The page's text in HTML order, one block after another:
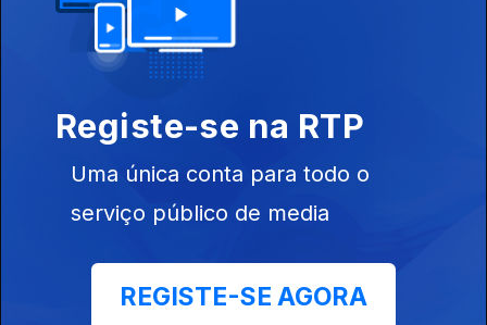
Teresa Amaro
19 jun. 2026
Na Universidade de Aveiro, diversos investigadores estão a
Verde.
Carolina Marques
18 jun. 2026
está a usar a inteligência artificial para ajudar os investigadores
a identificar vestígios de dinossauros.
Registe-se na RTP
Uma única conta para todo o
serviço público de media
REGISTE-SE AGORA